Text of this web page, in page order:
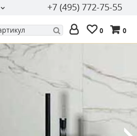
+7 (495) 772-75-55
0 0